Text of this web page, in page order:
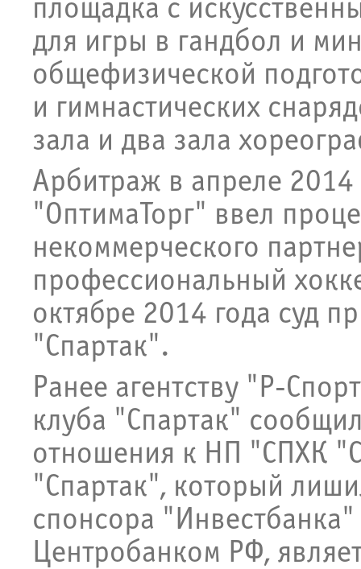
площадка с
для игры в гандбол и
общефизической
и гимнастических
зала и два зала
Арбитраж в апреле
"ОптимаТорг" ввел
некоммерческого
профессиональный
октябре 2014 года суд
"Спартак".
Ранее агентству "Р-
клуба "Спартак"
отношения к НП "СПХК
"Спартак", который
спонсора
Центробанком РФ,